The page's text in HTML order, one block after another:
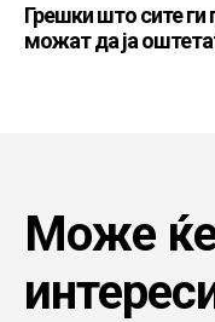
Грешки што сите ги
можат да ја
Може